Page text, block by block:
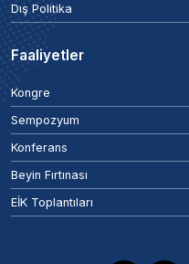
Dış Politika
Faaliyetler
Kongre
Sempozyum
Konferans
Beyin Fırtınası
EİK Toplantıları